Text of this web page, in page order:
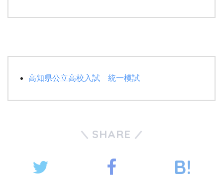
高知県公立高校入試 統一模試
SHARE